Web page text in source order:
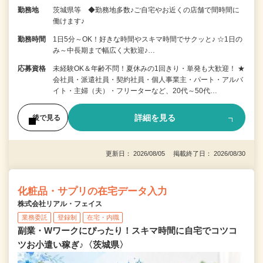
勤務地
茨城県等 ◆勤務地多数♪ご自宅やお近くの店舗で間時間に
働けます♪
勤務時間
1日5分～OK！好きな時間やスキマ時間でサクッと♪ ☆1日の
み～中長期まで幅広く大歓迎♪…
応募資格
未経験OK＆年齢不問！夏休みの1回きり・単発も大歓迎！ ★
会社員・派遣社員・契約社員・個人事業主・パート・アルバ
イト・主婦（夫）・フリーターなど、20代～50代…
後で見る 詳細を見る
更新日： 2026/08/05 掲載終了日： 2026/08/30
化粧品・サプリの在宅データ入力
株式会社リアル・フェイス
業務委託 登録制 在宅・内職
副業・Wワークにぴったり！スキマ時間に自宅でコツコ
ツお小遣い稼ぎ♪〈茨城県〉